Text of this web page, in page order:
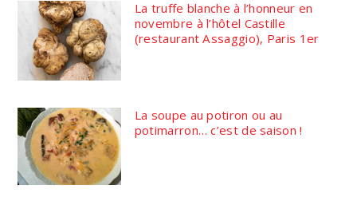
La truffe blanche à l’honneur en
novembre à l’hôtel Castille
(restaurant Assaggio), Paris 1er
La soupe au potiron ou au
potimarron… c’est de saison !